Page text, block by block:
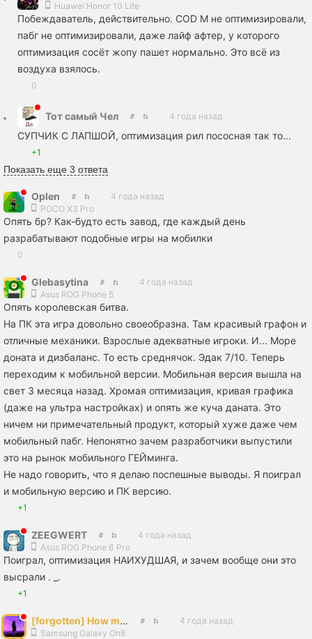
Huawei Honor 10 Lite
Побеждаватель, действительно. COD M не оптимизировали,
пабг не оптимизировали, даже лайф афтер, у которого
оптимизация сосёт жопу пашет нормально. Это всё из
воздуха взялось.
0
Тот самый Чел 4 года назад
СУПЧИК С ЛАПШОЙ, оптимизация рил пососная так то...
+1
Показать еще 3 ответа
Oplen
4 года назад
POCO X3 Pro
Опять бр? Как-будто есть завод, где каждый день
разрабатывают подобные игры на мобилки
0
Glebasytina
4 года назад
Asus ROG Phone 5
Опять королевская битва.
На ПК эта игра довольно своеобразна. Там красивый графон и
отличные механики. Взрослые адекватные игроки. И... Море
доната и дизбаланс. То есть среднячок. Эдак 7/10. Теперь
переходим к мобильной версии. Мобильная версия вышла на
свет 3 месяца назад. Хромая оптимизация, кривая графика
(даже на ультра настройках) и опять же куча даната. Это
ничем ни примечательный продукт, который хуже даже чем
мобильный пабг. Непонятно зачем разработчики выпустили
это на рынок мобильного ГЕЙминга.
Не надо говорить, что я делаю поспешные выводы. Я поиграл
и мобильную версию и ПК версию.
+1
ZEEGWERT
4 года назад
Asus ROG Phone 6 Pro
Поиграл, оптимизация НАИХУДШАЯ, и зачем вообще они это
высрали . _.
+1
[forgotten] How much is your life worth
4 года назад
Samsung Galaxy On8